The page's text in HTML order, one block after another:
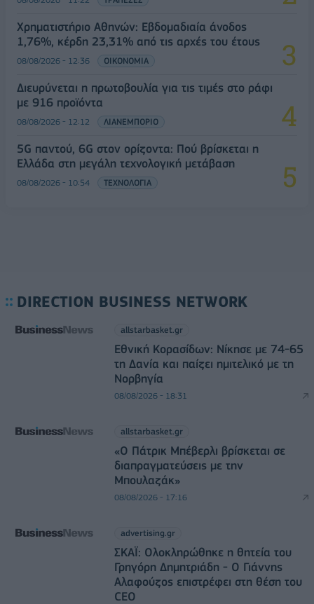
Χρηματιστήριο Αθηνών: Εβδομαδιαία άνοδος
1,76%, κέρδη 23,31% από τις αρχές του έτους
08/08/2026 - 12:36 ΟΙΚΟΝΟΜΙΑ
Διευρύνεται η πρωτοβουλία για τις τιμές στο ράφι
με 916 προϊόντα
08/08/2026 - 12:12 ΛΙΑΝΕΜΠΟΡΙΟ
5G παντού, 6G στον ορίζοντα: Πού βρίσκεται η
Ελλάδα στη μεγάλη τεχνολογική μετάβαση
08/08/2026 - 10:54 ΤΕΧΝΟΛΟΓΙΑ
DIRECTION BUSINESS NETWORK
allstarbasket.gr
Εθνική Κορασίδων: Νίκησε με 74-65
τη Δανία και παίζει ημιτελικό με τη
Νορβηγία
08/08/2026 - 18:31
allstarbasket.gr
«Ο Πάτρικ Μπέβερλι βρίσκεται σε
διαπραγματεύσεις με την
Μπουλαζάκ»
08/08/2026 - 17:16
advertising.gr
ΣΚΑΪ: Ολοκληρώθηκε η θητεία του
Γρηγόρη Δημητριάδη - Ο Γιάννης
Αλαφούζος επιστρέφει στη θέση του
CEO